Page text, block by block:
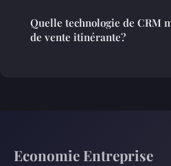
Quelle technologie de CRM
de vente itinérante?
Economie Entreprise